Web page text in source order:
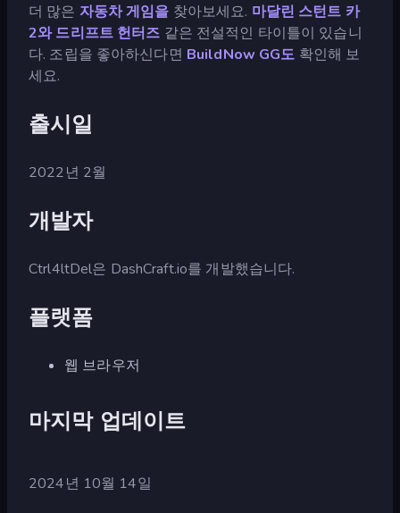
더 많은 자동차 게임을 찾아보세요. 마달린 스턴트 카
2와드리프트 헌터즈 같은 전설적인 타이틀이 있습니
다. 조립을 좋아하신다면 BuildNow GG도 확인해 보
세요.
출시일
2022년 2월
개발자
Ctrl4ltDel은 DashCraft.io를 개발했습니다.
플랫폼
웹 브라우저
마지막 업데이트
2024년 10월 14일